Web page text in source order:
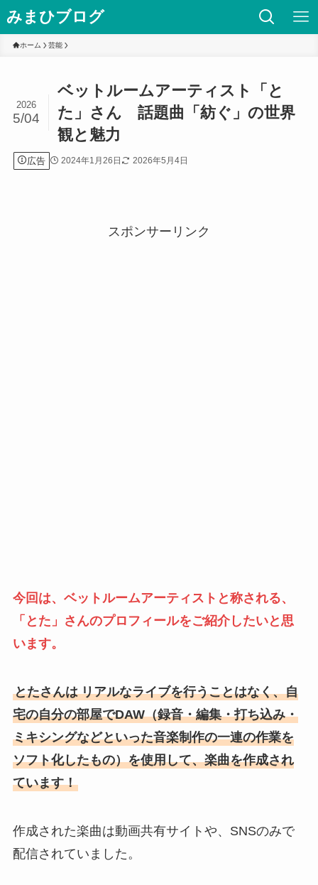
みまひブログ
ホーム 芸能
ベットルームアーティスト「と
た」さん 話題曲「紡ぐ」の世界
観と魅力
2026
5/04
広告 2024年1月26日 2026年5月4日
スポンサーリンク
今回は、ベットルームアーティストと称される、
「とた」さんのプロフィールをご紹介したいと思
います。
とたさんは リアルなライブを行うことはなく、自
宅の自分の部屋でDAW（録音・編集・打ち込み・
ミキシングなどといった音楽制作の一連の作業を
ソフト化したもの）を使用して、楽曲を作成され
ています！
作成された楽曲は動画共有サイトや、SNSのみで
配信されていました。